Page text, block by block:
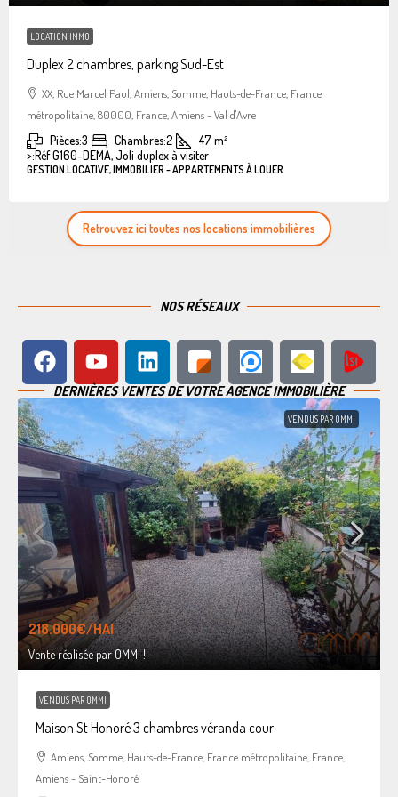
LOCATION IMMO
Duplex 2 chambres, parking Sud-Est
XX, Rue Marcel Paul, Amiens, Somme, Hauts-de-France, France
métropolitaine, 80000, France, Amiens - Val d'Avre
Pièces:3 Chambres:2 47 m²
>:Réf G160-DEMA, Joli duplex à visiter
GESTION LOCATIVE, IMMOBILIER - APPARTEMENTS À LOUER
Retrouvez ici toutes nos locations immobilières
NOS RÉSEAUX
DERNIÈRES VENTES DE VOTRE AGENCE IMMOBILIÈRE
VENDUS PAR OMMI
218.000€/HAI
Vente réalisée par OMMI !
VENDUS PAR OMMI
Maison St Honoré 3 chambres véranda cour
Amiens, Somme, Hauts-de-France, France métropolitaine, France,
Amiens - Saint-Honoré